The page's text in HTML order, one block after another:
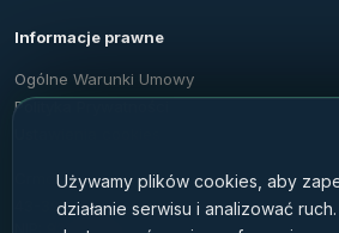
Informacje prawne
Ogólne Warunki Umowy
Polityka Prywatności
Crmdlakażdego.pl Sp. z o.o.
43-392 Międzyrzecze Górne 552
NIP: 9372687179 · KRS: 0000646936
Używamy plików cookies, aby
działanie serwisu i analizować